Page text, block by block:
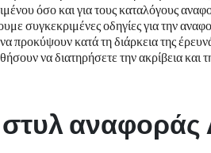
όσο και για τους καταλόγους
συγκεκριμένες οδηγίες για την
προκύψουν κατά τη διάρκεια της
να διατηρήσετε την ακρίβεια και
στυλ αναφοράς